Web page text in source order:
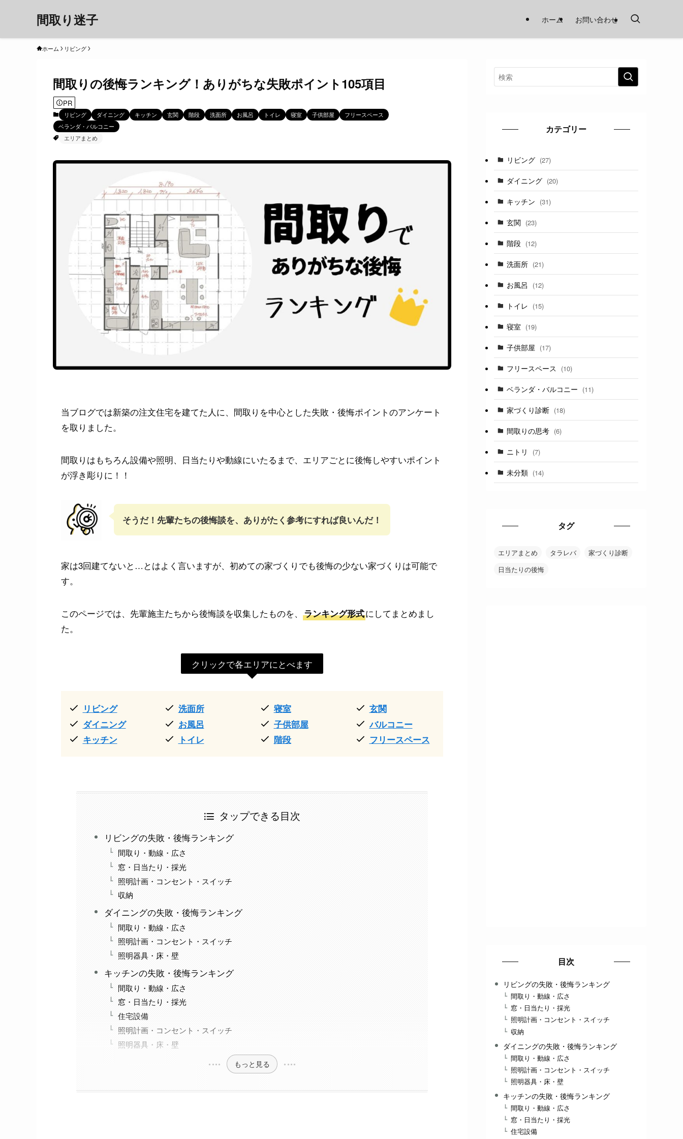
間取り迷子 ホーム お問い合わせ
ホーム リビング
間取りの後悔ランキング！ありがちな失敗ポイント105項目
PR
リビング ダイニング キッチン 玄関 階段 洗面所 お風呂 トイレ 寝室 子供部屋
フリースペース
ベランダ・バルコニー
エリアまとめ
当ブログでは新築の注文住宅を建てた人に、間取りを中心とした失敗・後悔ポイントのアンケート
を取りました。
間取りはもちろん設備や照明、日当たりや動線にいたるまで、エリアごとに後悔しやすいポイント
が浮き彫りに！！
そうだ！先輩たちの後悔談を、ありがたく参考にすれば良いんだ！
家は3回建てないと…とはよく言いますが、初めての家づくりでも後悔の少ない家づくりは可能で
す。
このページでは、先輩施主たちから後悔談を収集したものを、 ランキング形式にしてまとめまし
た。
クリックで各エリアにとべます
リビング
ダイニング
キッチン
洗面所
お風呂
トイレ
寝室
子供部屋
階段
玄関
バルコニー
フリースペース
タップできる目次
リビングの失敗・後悔ランキング
間取り・動線・広さ
窓・日当たり・採光
照明計画・コンセント・スイッチ
収納
ダイニングの失敗・後悔ランキング
間取り・動線・広さ
照明計画・コンセント・スイッチ
照明器具・床・壁
キッチンの失敗・後悔ランキング
間取り・動線・広さ
窓・日当たり・採光
住宅設備
照明計画・コンセント・スイッチ
照明器具・床・壁
もっと見る
カテゴリー
リビング (27)
ダイニング (20)
キッチン (31)
玄関 (23)
階段 (12)
洗面所 (21)
お風呂 (12)
トイレ (15)
寝室 (19)
子供部屋 (17)
フリースペース (10)
ベランダ・バルコニー (11)
家づくり診断 (18)
間取りの思考 (6)
ニトリ (7)
未分類 (14)
タグ
エリアまとめ タラレバ
家づくり診断
日当たりの後悔
目次
リビングの失敗・後悔ランキング
間取り・動線・広さ
窓・日当たり・採光
照明計画・コンセント・スイッチ
収納
ダイニングの失敗・後悔ランキング
間取り・動線・広さ
照明計画・コンセント・スイッチ
照明器具・床・壁
キッチンの失敗・後悔ランキング
間取り・動線・広さ
窓・日当たり・採光
住宅設備